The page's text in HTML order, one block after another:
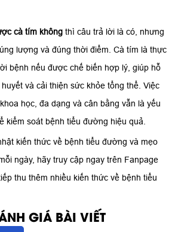
cà tím không thì câu trả lời là có, nhưng
lượng và đúng thời điểm. Cà tím là thực
bệnh nếu được chế biến hợp lý, giúp hỗ
và cải thiện sức khỏe tổng thể. Việc
học, đa dạng và cân bằng vẫn là yếu
kiểm soát bệnh tiểu đường hiệu quả.
kiến thức về bệnh tiểu đường và mẹo
ngày, hãy truy cập ngay trên Fanpage
thu thêm nhiều kiến thức về bệnh tiểu
GIÁ BÀI VIẾT